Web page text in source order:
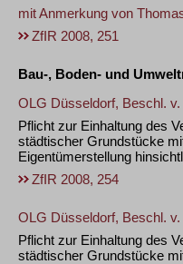
mit Anmerkung von
ZfIR 2008, 251
Bau-, Boden- und
OLG Düsseldorf, Beschl.
Pflicht zur Einhaltung des
städtischer Grundstücke
Eigentümerstellung
ZfIR 2008, 254
OLG Düsseldorf, Beschl.
Pflicht zur Einhaltung des
städtischer Grundstücke